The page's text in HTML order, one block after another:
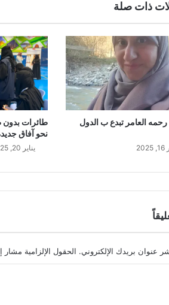
ذات صلة
طائرات بدون
نحو آفاق
يناير 20, 2025
رحمه العامر تبدع ب الدول
عنوان بريدك الإلكتروني. الحقول الإلزامية مشار